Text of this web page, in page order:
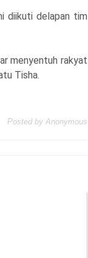
diikuti delapan tim
menyentuh rakyat
Tisha.
Posted by Anonymous